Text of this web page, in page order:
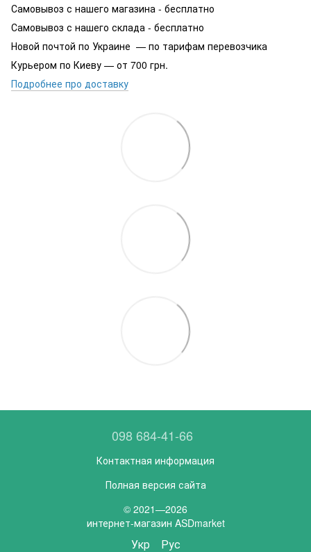
Самовывоз с нашего магазина - бесплатно
Самовывоз с нашего склада - бесплатно
Новой почтой по Украине — по тарифам перевозчика
Курьером по Киеву — от 700 грн.
Подробнее про доставку
098 684-41-66
Контактная информация
Полная версия сайта
© 2021—2026
интернет-магазин ASDmarket
Укр Рус